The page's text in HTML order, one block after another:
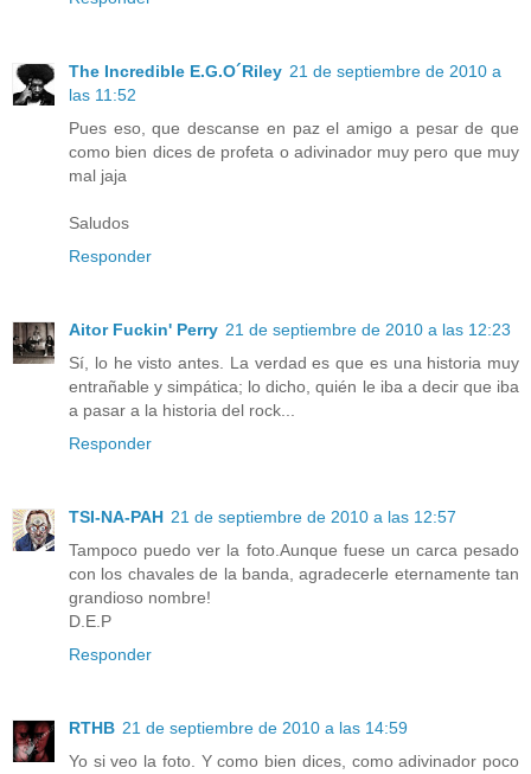
The Incredible E.G.O´Riley 21 de septiembre de 2010 a
las 11:52
Pues eso, que descanse en paz el amigo a pesar de que
como bien dices de profeta o adivinador muy pero que muy
mal jaja
Saludos
Responder
Aitor Fuckin' Perry 21 de septiembre de 2010 a las 12:23
Sí, lo he visto antes. La verdad es que es una historia muy
entrañable y simpática; lo dicho, quién le iba a decir que iba
a pasar a la historia del rock...
Responder
TSI-NA-PAH 21 de septiembre de 2010 a las 12:57
Tampoco puedo ver la foto.Aunque fuese un carca pesado
con los chavales de la banda, agradecerle eternamente tan
grandioso nombre!
D.E.P
Responder
RTHB 21 de septiembre de 2010 a las 14:59
Yo si veo la foto. Y como bien dices, como adivinador poco